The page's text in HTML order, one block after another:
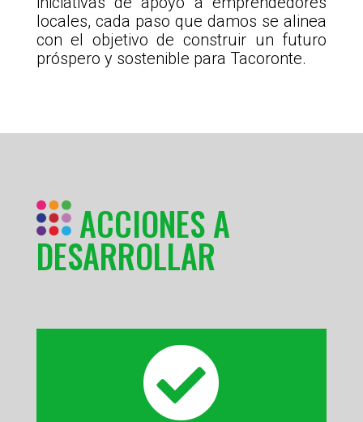
locales, cada paso que damos se alinea
con el objetivo de construir un futuro
próspero y sostenible para Tacoronte.
ACCIONES A
DESARROLLAR
